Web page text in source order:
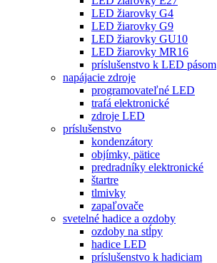
LED žiarovky G4
LED žiarovky G9
LED žiarovky GU10
LED žiarovky MR16
príslušenstvo k LED pásom
napájacie zdroje
programovateľné LED
trafá elektronické
zdroje LED
príslušenstvo
kondenzátory
objímky, pätice
predradníky elektronické
štartre
tlmivky
zapaľovače
svetelné hadice a ozdoby
ozdoby na stĺpy
hadice LED
príslušenstvo k hadiciam